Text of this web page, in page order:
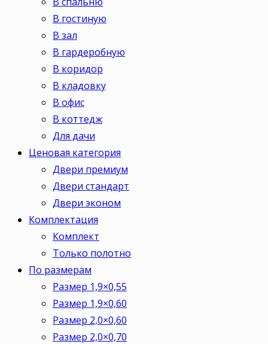
В гостиную
В зал
В гардеробную
В коридор
В кладовку
В офис
В коттедж
Для дачи
Ценовая категория
Двери премиум
Двери стандарт
Двери эконом
Комплектация
Комплект
Только полотно
По размерам
Размер 1,9×0,55
Размер 1,9×0,60
Размер 2,0×0,60
Размер 2,0×0,70